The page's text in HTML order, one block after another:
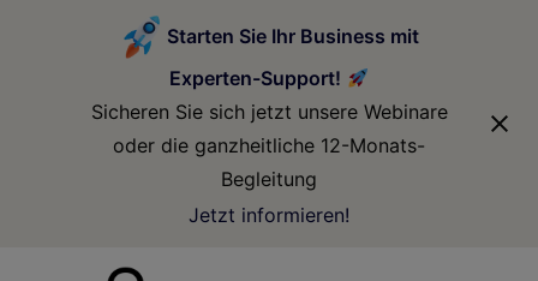
Starten Sie Ihr Business mit
Experten-Support!
Sicheren Sie sich jetzt unsere Webinare
oder die ganzheitliche 12-Monats-
Begleitung
Jetzt informieren!